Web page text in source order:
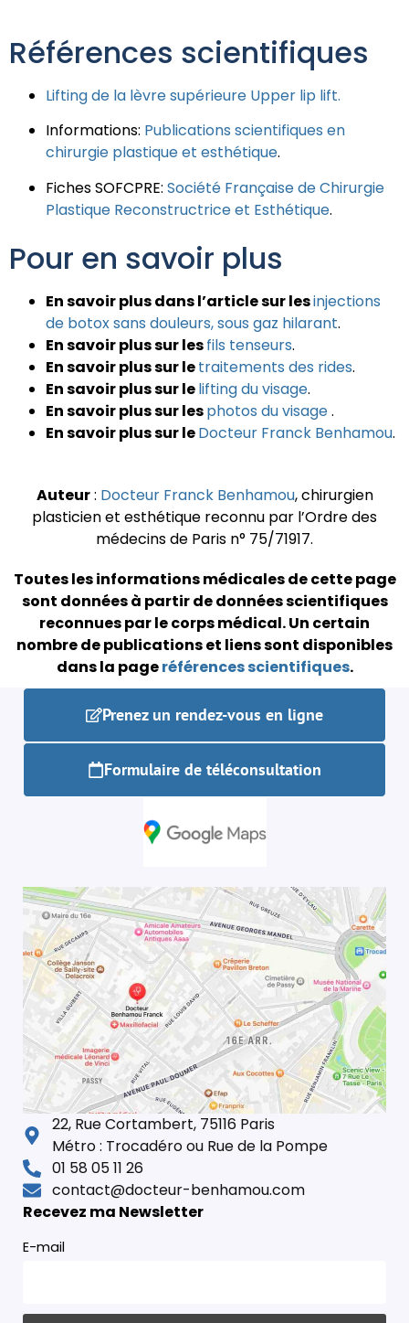
Références scientifiques
Lifting de la lèvre supérieure Upper lip lift.
Informations: Publications scientifiques en
chirurgie plastique et esthétique.
Fiches SOFCPRE: Société Française de Chirurgie
Plastique Reconstructrice et Esthétique.
Pour en savoir plus
En savoir plus dans l’article sur lesinjections
de botox sans douleurs, sous gaz hilarant.
En savoir plus sur lesfils tenseurs.
En savoir plus sur letraitements des rides.
En savoir plus sur lelifting du visage.
En savoir plus sur lesphotos du visage.
En savoir plus sur leDocteur Franck Benhamou.
Auteur: Docteur Franck Benhamou, chirurgien
plasticien et esthétique reconnu par l’Ordre des
médecins de Paris n° 75/71917.
Toutes les informations médicales de cette page
sont données à partir de données scientifiques
reconnues par le corps médical.Un certain
nombre de publications et liens sont disponibles
dans la pageréférences scientifiques.
Prenez un rendez-vous en ligne
Formulaire de téléconsultation
22, Rue Cortambert, 75116 Paris
Métro : Trocadéro ou Rue de la Pompe
01 58 05 11 26
contact@docteur-benhamou.com
Recevez ma Newsletter
E-mail